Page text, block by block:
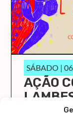
SÁBADO |
AÇÃO
O Cola Aqui/